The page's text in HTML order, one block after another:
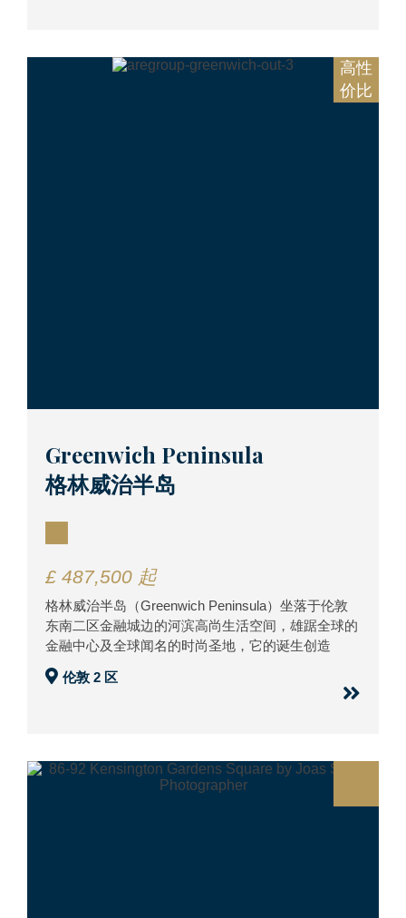
高性
价比
Greenwich Peninsula
格林威治半岛
£ 487,500 起
格林威治半岛（Greenwich Peninsula）坐落于伦敦
东南二区金融城边的河滨高尚生活空间，雄踞全球的
金融中心及全球闻名的时尚圣地，它的诞生创造
伦敦 2 区